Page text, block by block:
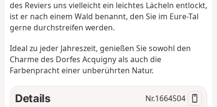
o
des Reviers uns vielleicht ein leichtes Lächeln entlockt,
ist er nach einem Wald benannt, den Sie im Eure-Tal
gerne durchstreifen werden.
Ideal zu jeder Jahreszeit, genießen Sie sowohl den
Charme des Dorfes Acquigny als auch die
Farbenpracht einer unberührten Natur.
Details Nr.1664504